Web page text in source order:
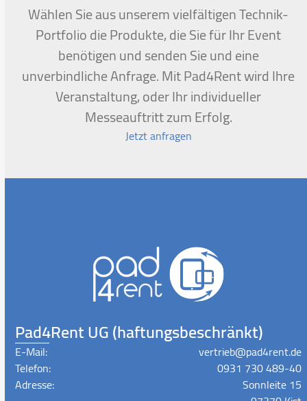
Wählen Sie aus unserem vielfältigen Technik-
Portfolio die Produkte, die Sie für Ihr Event
benötigen und senden Sie und eine
unverbindliche Anfrage. Mit Pad4Rent wird Ihre
Veranstaltung, oder Ihr individueller
Messeauftritt zum Erfolg.
Jetzt anfragen
Pad4Rent UG (haftungsbeschränkt)
E-Mail:
vertrieb@pad4rent.de
Telefon:
0931 730 489-40
Adresse:
Sonnleite 15